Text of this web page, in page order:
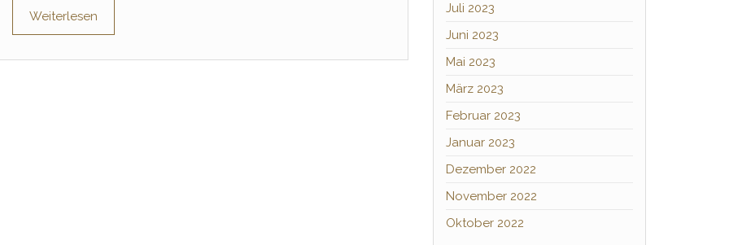
Weiterlesen
Juli 2023
Juni 2023
Mai 2023
März 2023
Februar 2023
Januar 2023
Dezember 2022
November 2022
Oktober 2022